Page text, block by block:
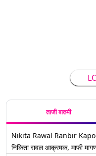
ताजी बातमी
Nikita Rawal Ranbir
निकिता रावल आक्रमक, माफी